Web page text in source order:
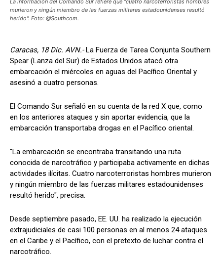
La información del Comando Sur refiere que "cuatro narcoterroristas hombres
murieron y ningún miembro de las fuerzas militares estadounidenses resultó
herido". Foto: @Southcom.
Caracas, 18 Dic. AVN.-La Fuerza de Tarea Conjunta Southern
Spear (Lanza del Sur) de Estados Unidos atacó otra
embarcación el miércoles en aguas del Pacífico Oriental y
asesinó a cuatro personas.
El Comando Sur señaló en su cuenta de la red X que, como
en los anteriores ataques y sin aportar evidencia, que la
embarcación transportaba drogas en el Pacífico oriental.
"La embarcación se encontraba transitando una ruta
conocida de narcotráfico y participaba activamente en dichas
actividades ilícitas. Cuatro narcoterroristas hombres murieron
y ningún miembro de las fuerzas militares estadounidenses
resultó herido", precisa.
Desde septiembre pasado, EE. UU. ha realizado la ejecución
extrajudiciales de casi 100 personas en al menos 24 ataques
en el Caribe y el Pacífico, con el pretexto de luchar contra el
narcotráfico.